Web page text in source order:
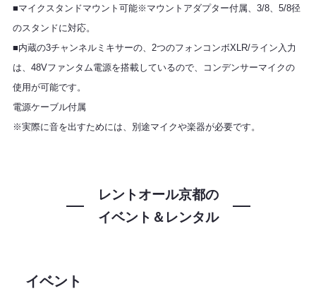
■マイクスタンドマウント可能※マウントアダプター付属、3/8、5/8径
のスタンドに対応。
■内蔵の3チャンネルミキサーの、2つのフォンコンボXLR/ライン入力
は、48Vファンタム電源を搭載しているので、コンデンサーマイクの
使用が可能です。
電源ケーブル付属
※実際に音を出すためには、別途マイクや楽器が必要です。
レントオール京都の
イベント＆レンタル
イベント